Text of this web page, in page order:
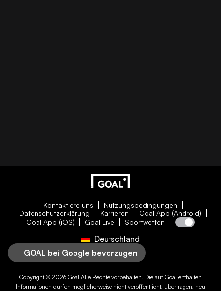
Kontaktiere uns
Nutzungsbedingungen
Datenschutzerklärung
Karrieren
Goal App (Android)
Goal App (iOS)
Goal Live Sportwetten
Deutschland
GOAL bei Google bevorzugen
Copyright © 2026 Goal Alle Rechte vorbehalten. Die auf Goal enthalten
Informationen dürfen möglicherweise nicht veröffentlicht, übertragen, neu